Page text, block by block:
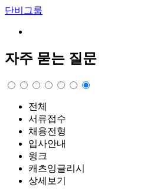
단비그룹
자주 묻는 질문
전체
서류접수
채용전형
입사안내
윙크
캐츠잉글리시
상세보기